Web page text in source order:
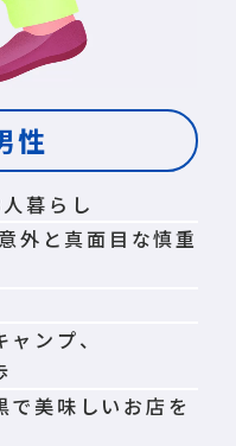
性
暮らし
外と真面目な慎重
ンプ、
で美味しいお店を